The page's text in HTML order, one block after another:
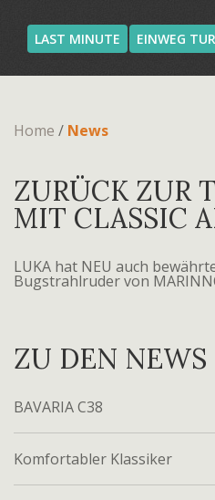
LAST MINUTE EINWEG
Home / News
ZURÜCK ZUR
MIT CLASSIC
LUKA hat NEU auch
Bugstrahlruder von
ZU DEN NEWS
BAVARIA C38
Komfortabler Klassiker